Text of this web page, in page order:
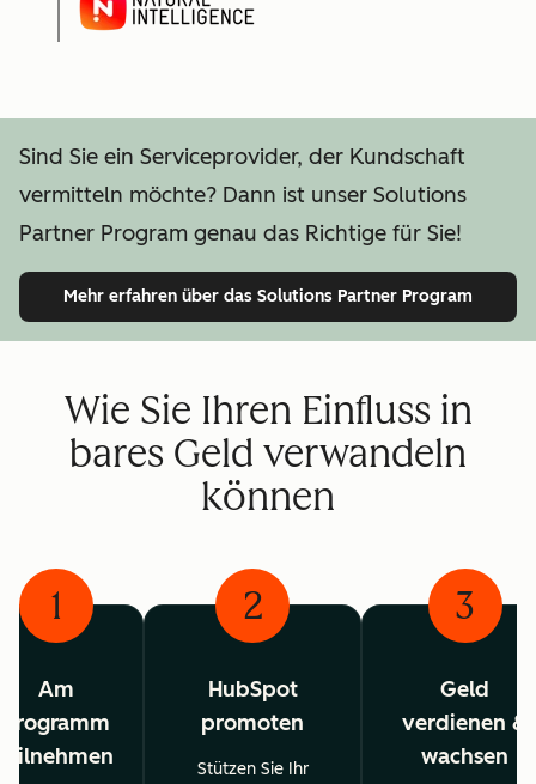
Sind Sie ein Serviceprovider, der Kundschaft
vermitteln möchte? Dann ist unser Solutions
Partner Program genau das Richtige für Sie!
Mehr erfahren über das Solutions Partner Program
Wie Sie Ihren Einfluss in
bares Geld verwandeln
können
1
Am
Programm
2
HubSpot
promoten
Stützen Sie Ihr
3
Geld
verdienen &
wachsen